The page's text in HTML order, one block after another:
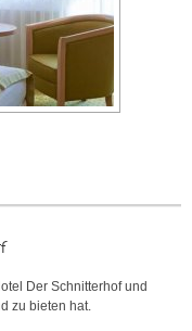
Der Schnitterhof und
zu bieten hat.